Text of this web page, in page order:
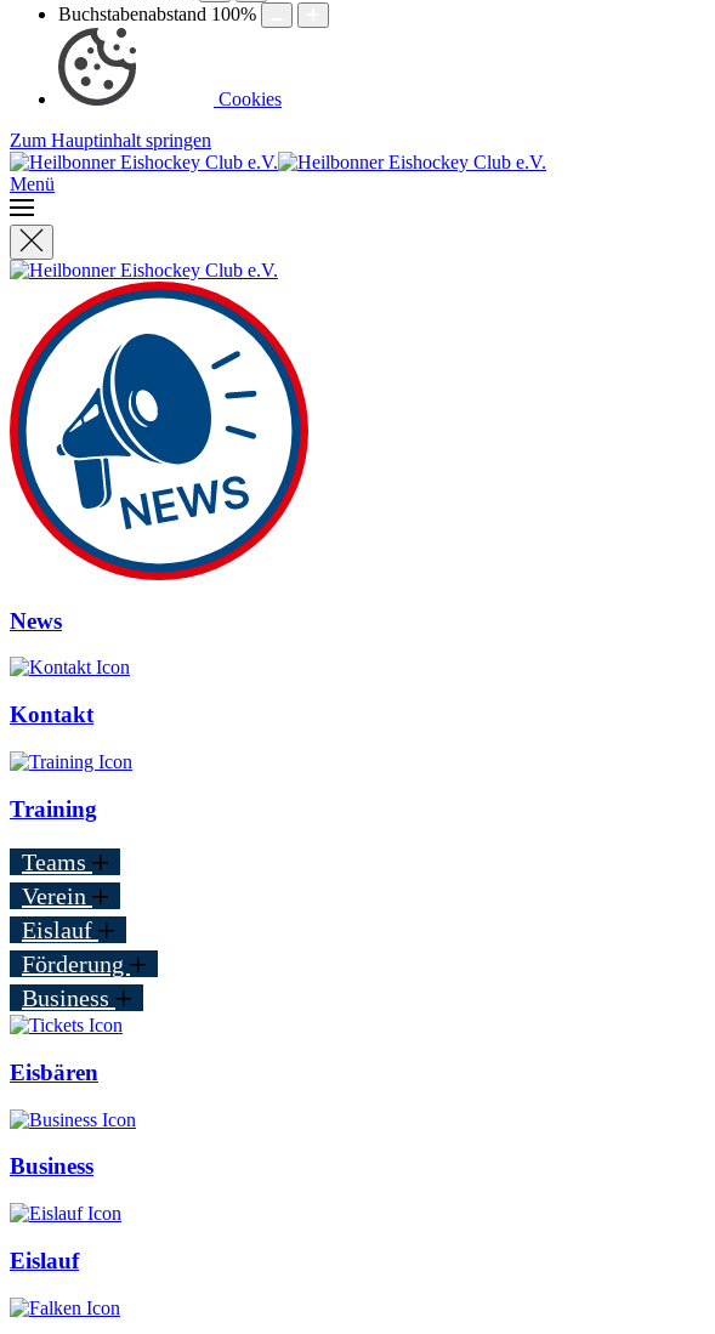
Buchstabenabstand 100%
Cookies
Zum Hauptinhalt springen
Menü
News
Kontakt
Training
Teams
Verein
Eislauf
Förderung
Business
Eisbären
Business
Eislauf